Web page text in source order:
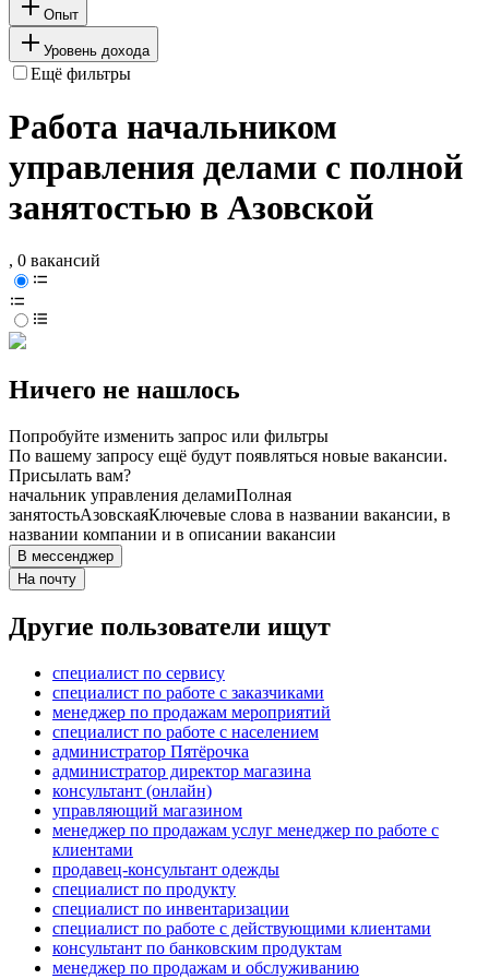
Опыт
Уровень дохода
Ещё фильтры
Работа начальником
управления делами с полной
занятостью в Азовской
, 0 вакансий
Ничего не нашлось
Попробуйте изменить запрос или фильтры
По вашему запросу ещё будут появляться новые вакансии.
Присылать вам?
начальник управления деламиПолная
занятостьАзовскаяКлючевые слова в названии вакансии, в
названии компании и в описании вакансии
В мессенджер
На почту
Другие пользователи ищут
специалист по сервису
специалист по работе с заказчиками
менеджер по продажам мероприятий
специалист по работе с населением
администратор Пятёрочка
администратор директор магазина
консультант (онлайн)
управляющий магазином
менеджер по продажам услуг менеджер по работе с
клиентами
продавец-консультант одежды
специалист по продукту
специалист по инвентаризации
специалист по работе с действующими клиентами
консультант по банковским продуктам
менеджер по продажам и обслуживанию